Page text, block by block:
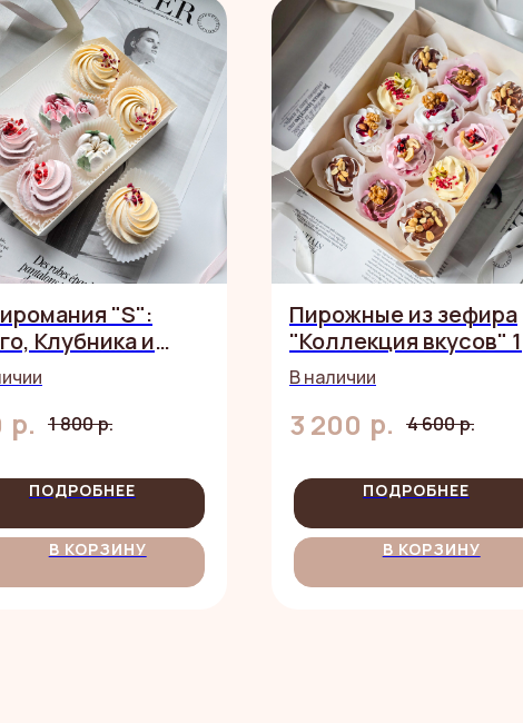
"S":
Клубника и
р. 1 800р.
ПОДРОБНЕЕ
В КОРЗИНУ
Пирожные из зефира
"Коллекция вкусов"
шт.
В наличии
3 200 р. 4 600р.
ПОДРОБНЕЕ
В КОРЗИНУ